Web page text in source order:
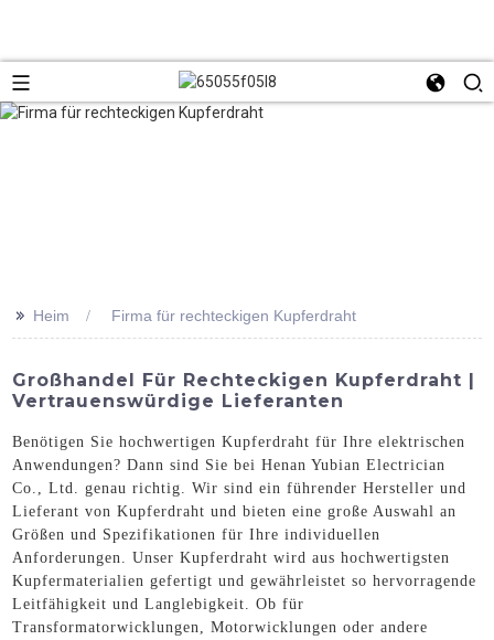
>> Heim Firma für rechteckigen Kupferdraht
Großhandel Für Rechteckigen Kupferdraht |
Vertrauenswürdige Lieferanten
Benötigen Sie hochwertigen Kupferdraht für Ihre elektrischen
Anwendungen? Dann sind Sie bei Henan Yubian Electrician
Co., Ltd. genau richtig. Wir sind ein führender Hersteller und
Lieferant von Kupferdraht und bieten eine große Auswahl an
Größen und Spezifikationen für Ihre individuellen
Anforderungen. Unser Kupferdraht wird aus hochwertigsten
Kupfermaterialien gefertigt und gewährleistet so hervorragende
Leitfähigkeit und Langlebigkeit. Ob für
Transformatorwicklungen, Motorwicklungen oder andere